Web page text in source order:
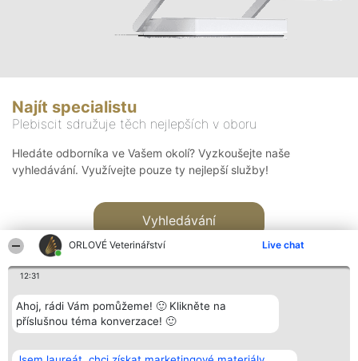
ORLOVÉ Veterinářství Live chat
12:31
Ahoj, rádi Vám pomůžeme! 🙂 Klikněte na
příslušnou téma konverzace! 🙂
Najít specialistu
Plebiscit sdružuje těch nejlepších v oboru
Hledáte odborníka ve Vašem okolí? Vyzkoušejte naše
vyhledávání. Využívejte pouze ty nejlepší služby!
Vyhledávání
Bright Side Solutions sp. z o.
Vítězové
Kontakt